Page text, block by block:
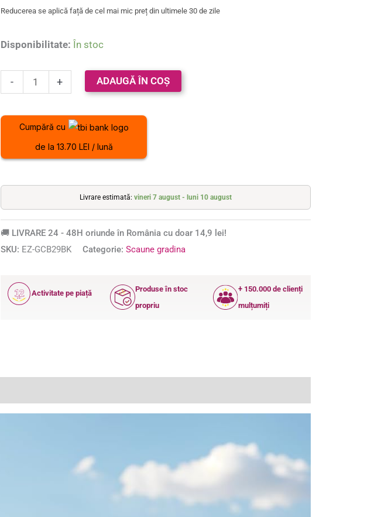
Reducerea se aplică față de cel mai mic preț din ultimele 30 de zile
Disponibilitate: În stoc
-
spatar
8
150
cm,
+ ADAUGĂ ÎN COȘ
Cumpără cu
de la 13.70 LEI / lună
Livrare estimată:vineri 7 august - luni 10 august
🚚 LIVRARE 24 - 48H oriunde în România cu doar 14,9 lei!
SKU: EZ-GCB29BK Categorie:Scaune gradina
12
ANI
Activitate pe piață
Produse în stoc
propriu
+ 150.000 de clienți
mulțumiți